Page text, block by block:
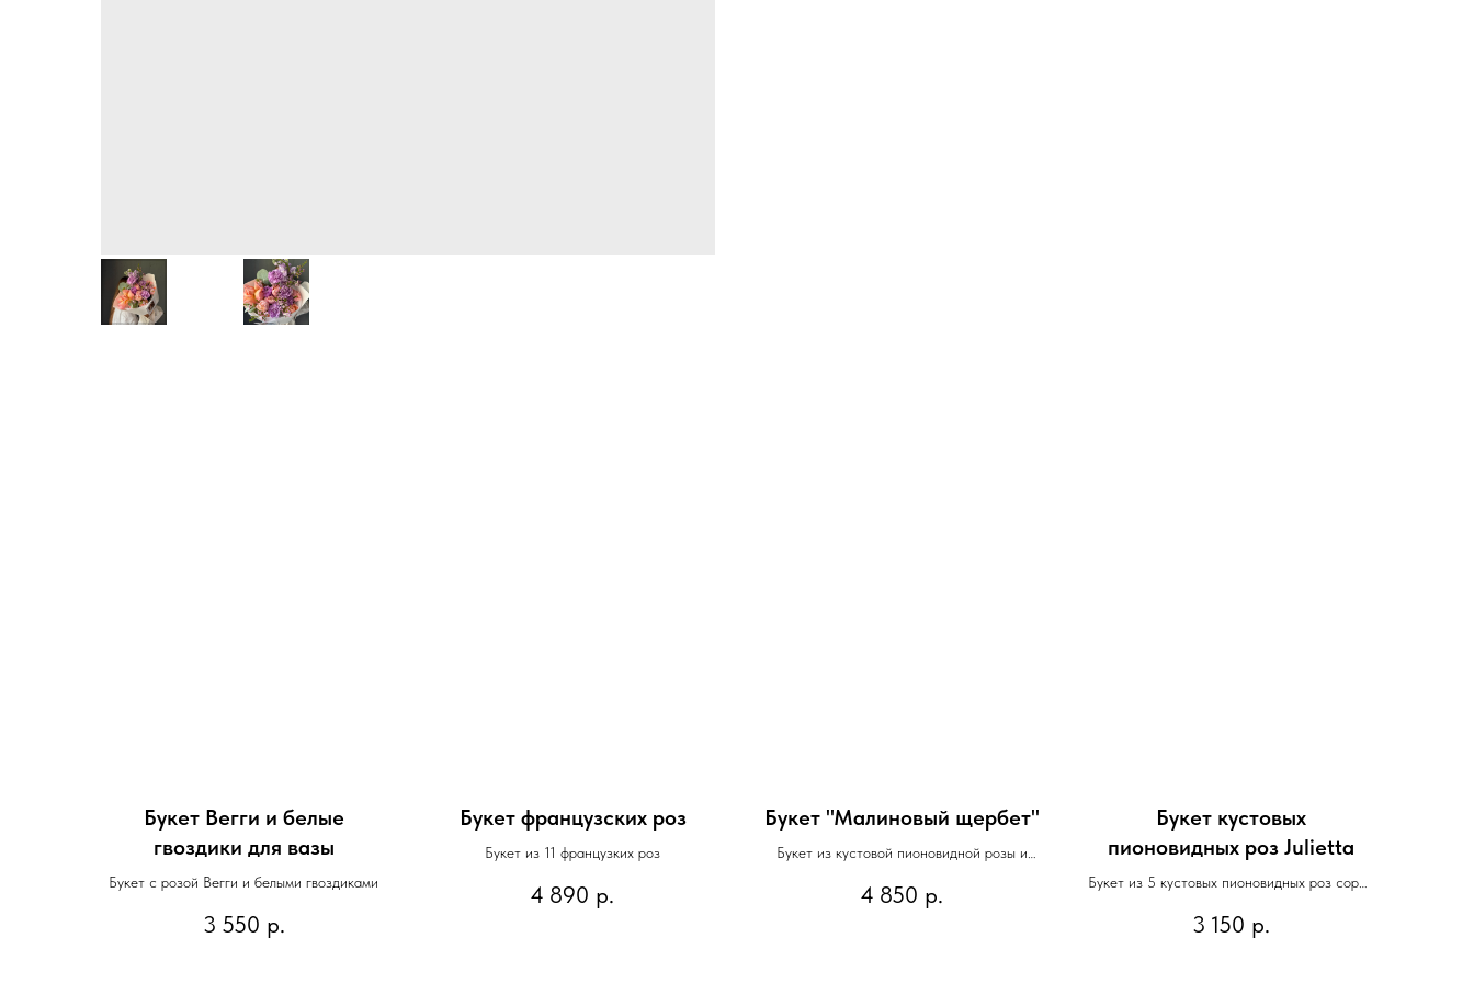
Букет Вегги и белые
гвоздики для вазы
Букет с розой Вегги и белыми гвоздиками
3 550 р.
Букет французских роз
Букет из 11 французких роз
4 890 р.
Букет "Малиновый щербет"
Букет из кустовой пионовидной розы и
4 850 р.
Букет кустовых
пионовидных роз Julietta
Букет из 5 кустовых пионовидных роз сорта
3 150 р.